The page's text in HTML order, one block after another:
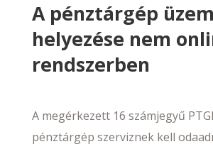
A pénztárgép
helyezése nem
rendszerben
A megérkezett 16 számjegyű
pénztárgép szerviznek kell